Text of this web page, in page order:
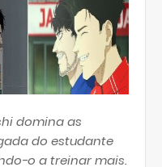
domina as
do estudante
o a treinar mais.